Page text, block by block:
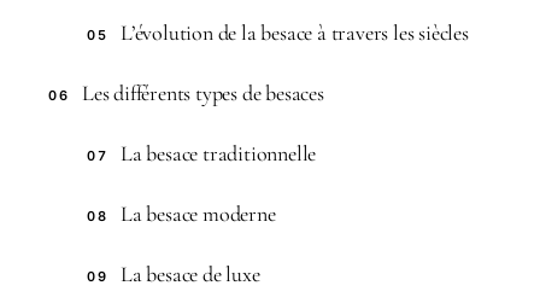
05 L’évolution de la besace à travers les siècles
06 Les différents types de besaces
07 La besace traditionnelle
08 La besace moderne
09 La besace de luxe